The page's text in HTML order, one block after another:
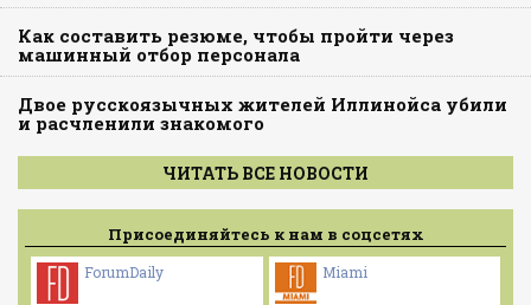
Как составить резюме, чтобы пройти через
машинный отбор персонала
Двое русскоязычных жителей Иллинойса убили
и расчленили знакомого
ЧИТАТЬ ВСЕ НОВОСТИ
Присоединяйтесь к нам в соцсетях
ForumDaily Miami